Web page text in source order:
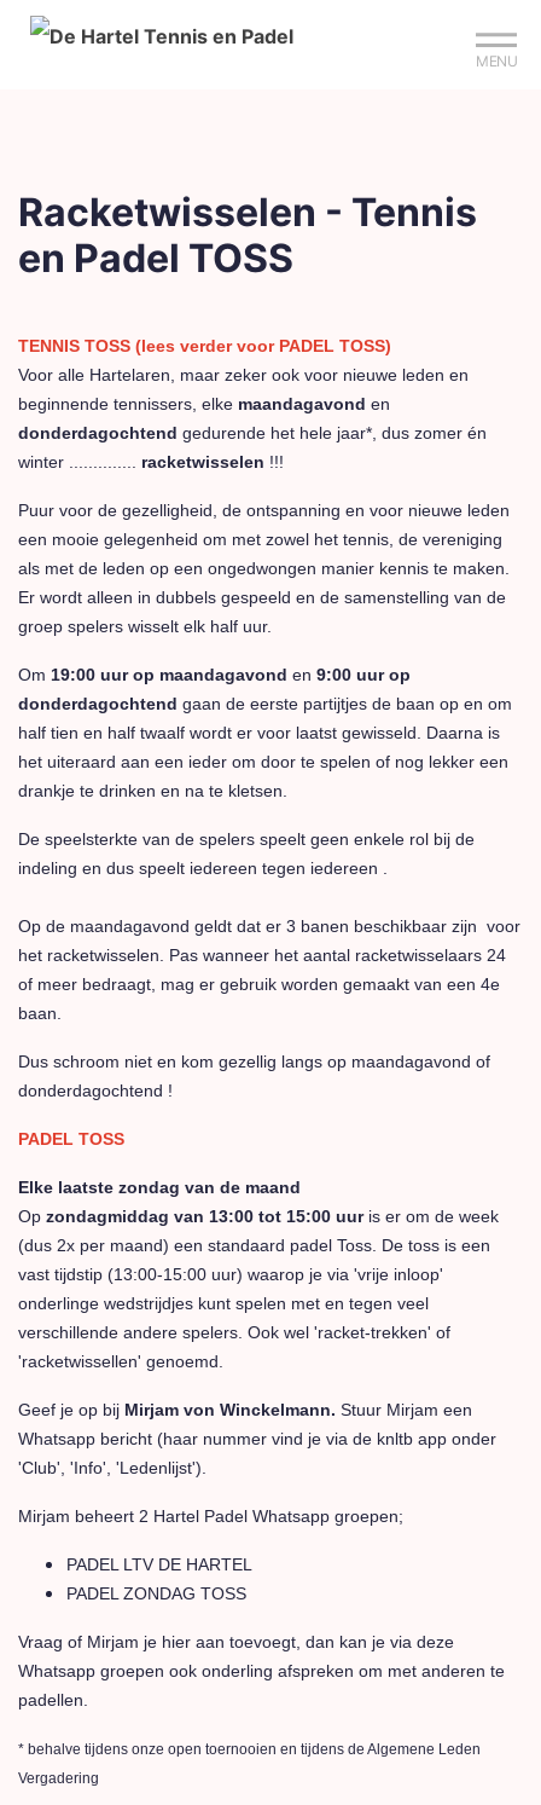
MENU
Racketwisselen - Tennis
en Padel TOSS
TENNIS TOSS (lees verder voor PADEL TOSS)
Voor alle Hartelaren, maar zeker ook voor nieuwe leden en
beginnende tennissers, elke maandagavond en
donderdagochtend gedurende het hele jaar*, dus zomer én
winter .............. racketwisselen !!!
Puur voor de gezelligheid, de ontspanning en voor nieuwe leden
een mooie gelegenheid om met zowel het tennis, de vereniging
als met de leden op een ongedwongen manier kennis te maken.
Er wordt alleen in dubbels gespeeld en de samenstelling van de
groep spelers wisselt elk half uur.
Om 19:00 uur op maandagavond en 9:00 uur op
donderdagochtend gaan de eerste partijtjes de baan op en om
half tien en half twaalf wordt er voor laatst gewisseld. Daarna is
het uiteraard aan een ieder om door te spelen of nog lekker een
drankje te drinken en na te kletsen.
De speelsterkte van de spelers speelt geen enkele rol bij de
indeling en dus speelt iedereen tegen iedereen .
Op de maandagavond geldt dat er 3 banen beschikbaar zijn voor
het racketwisselen. Pas wanneer het aantal racketwisselaars 24
of meer bedraagt, mag er gebruik worden gemaakt van een 4e
baan.
Dus schroom niet en kom gezellig langs op maandagavond of
donderdagochtend !
PADEL TOSS
Elke laatste zondag van de maand
Op zondagmiddag van 13:00 tot 15:00 uuris er om de week
(dus 2x per maand) een standaard padel Toss. De toss is een
vast tijdstip (13:00-15:00 uur) waarop je via 'vrije inloop'
onderlinge wedstrijdjes kunt spelen met en tegen veel
verschillende andere spelers. Ook wel 'racket-trekken' of
'racketwissellen' genoemd.
Geef je op bij Mirjam von Winckelmann. Stuur Mirjam een
Whatsapp bericht (haar nummer vind je via de knltb app onder
'Club', 'Info', 'Ledenlijst').
Mirjam beheert 2 Hartel Padel Whatsapp groepen;
PADEL LTV DE HARTEL
PADEL ZONDAG TOSS
Vraag of Mirjam je hier aan toevoegt, dan kan je via deze
Whatsapp groepen ook onderling afspreken om met anderen te
padellen.
* behalve tijdens onze open toernooien en tijdens de Algemene Leden
Vergadering